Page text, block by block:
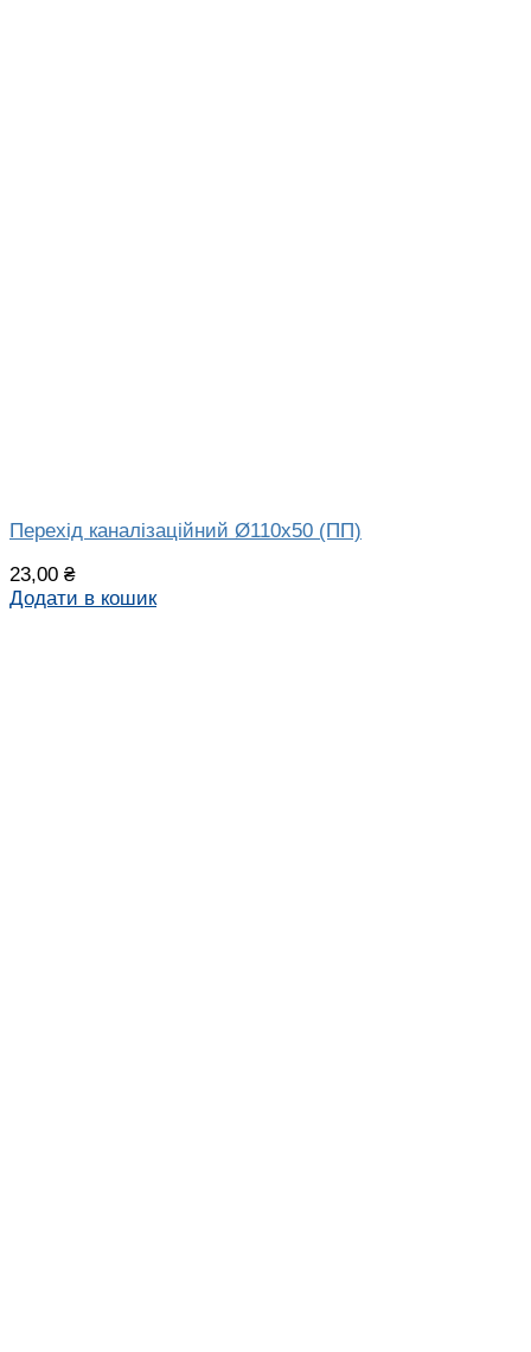
Перехід каналізаційний Ø110х50 (ПП)
23,00 ₴
Додати в кошик